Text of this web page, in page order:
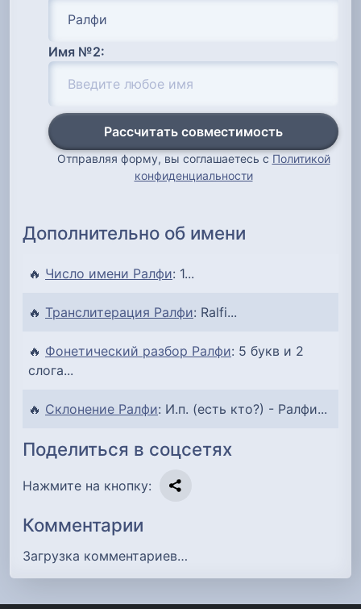
Имя №2:
Рассчитать совместимость
Отправляя форму, вы соглашаетесь с Политикой
конфиденциальности
Дополнительно об имени
🔥 Число имени Ралфи: 1...
🔥 Транслитерация Ралфи: Ralfi...
🔥 Фонетический разбор Ралфи: 5 букв и 2
слога...
🔥 Склонение Ралфи: И.п. (есть кто?) - Ралфи...
Поделиться в соцсетях
Нажмите на кнопку:
Комментарии
Загрузка комментариев…